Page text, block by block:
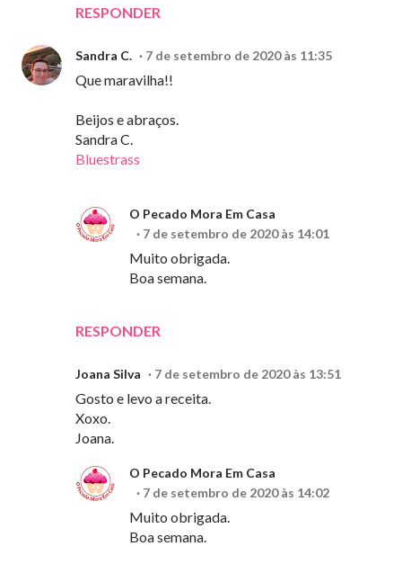
RESPONDER
Sandra C. 7 de setembro de 2020 às 11:35
Que maravilha!!
Beijos e abraços.
Sandra C.
Bluestrass
RESPONDER
O Pecado Mora Em Casa
7 de setembro de 2020 às 14:01
Muito obrigada.
Boa semana.
Joana Silva 7 de setembro de 2020 às 13:51
Gosto e levo a receita.
Xoxo.
Joana.
O Pecado Mora Em Casa
7 de setembro de 2020 às 14:02
Muito obrigada.
Boa semana.